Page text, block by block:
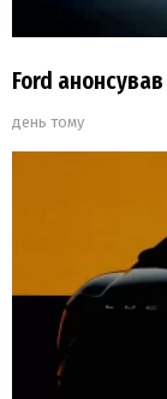
Ford
день тому